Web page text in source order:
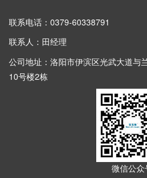
联系电话：0379-60338791
联系人：田经理
公司地址：洛阳市伊滨区光武大道与
10号楼2栋
微信公众